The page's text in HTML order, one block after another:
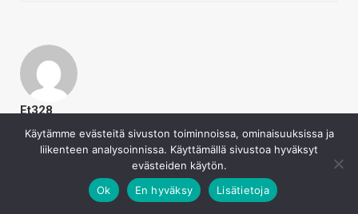
Et328
22.4.2023
Juhan ääni tulee discordin läpi mikä vaikuttaa
negatiivisesti vaikka mitä tekisi
Käytämme evästeitä sivuston toiminnoissa, ominaisuuksissa ja
liikenteen analysoinnissa. Käyttämällä sivustoa hyväksyt
evästeiden käytön.
Ok
En hyväksy Lisätietoja